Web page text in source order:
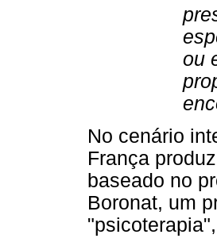
ou
No cenário
França
baseado no
Boronat, um